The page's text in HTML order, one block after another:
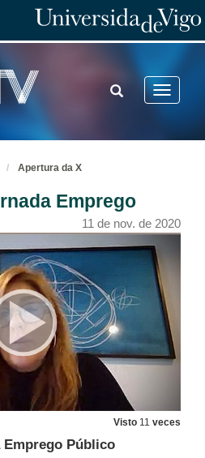
Toggle
TOGGLE
SEARCH
Apertura da X
Emprego
11 de nov. de 2020
Visto 11 veces
Público